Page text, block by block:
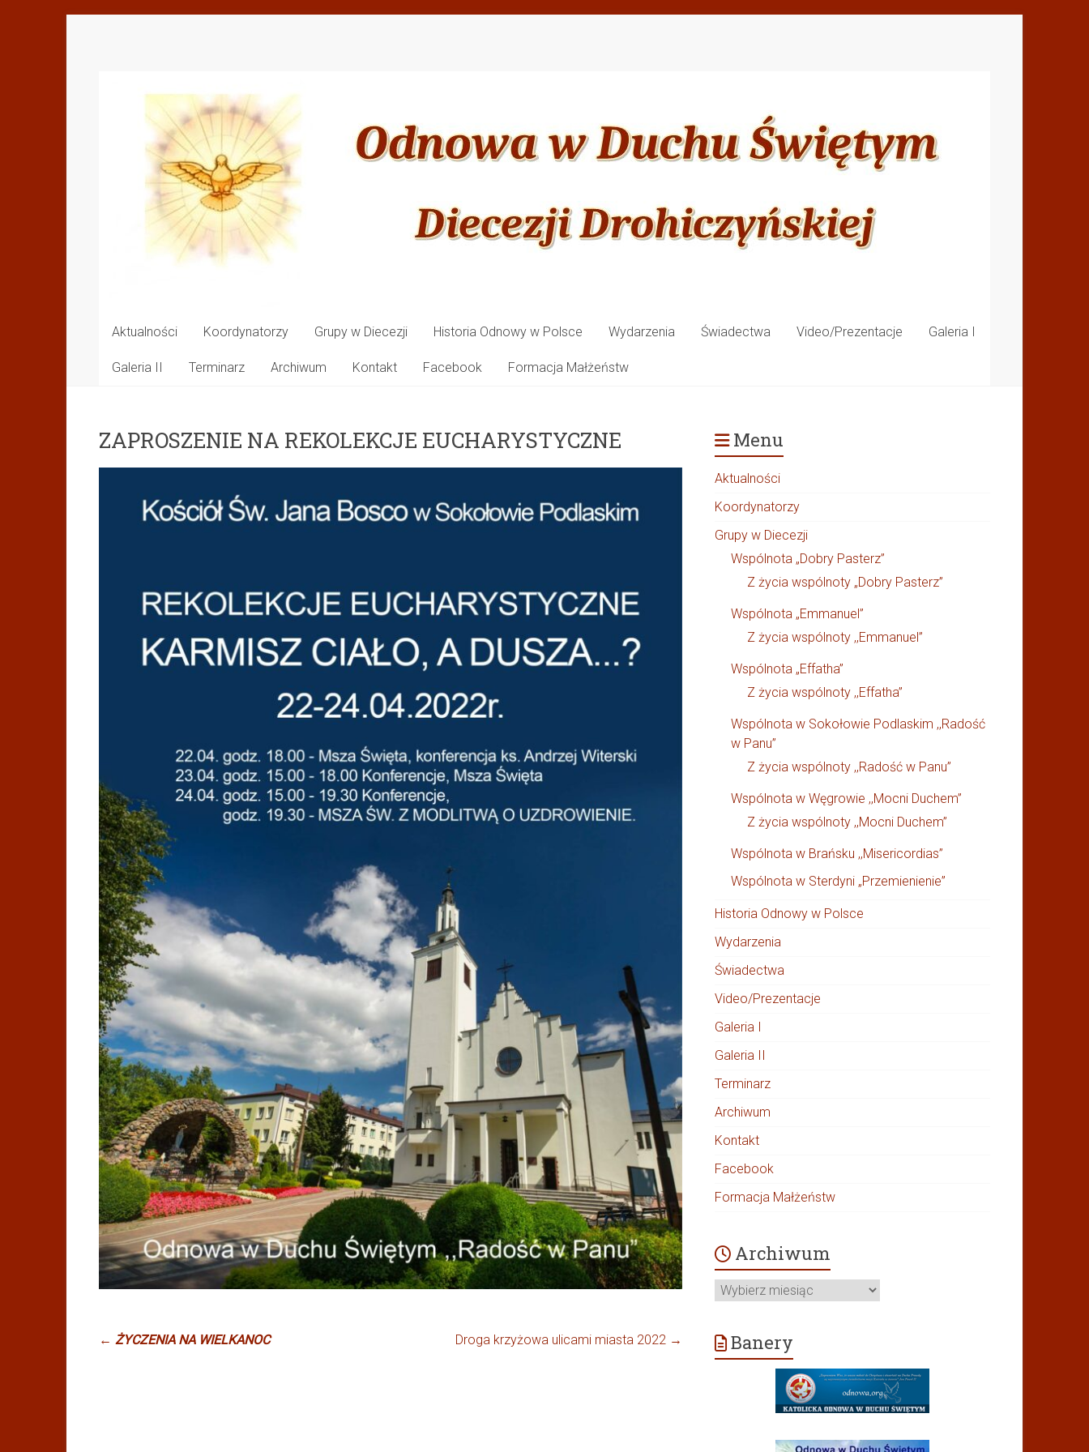
Duchu
Świętym
Diecezji
Drohiczyńskiej
Aktualności Koordynatorzy Grupy w Diecezji Historia Odnowy w Polsce Wydarzenia Świadectwa Video/Prezentacje Galeria I
Galeria II Terminarz Archiwum Kontakt Facebook Formacja Małżeństw
ZAPROSZENIE NA REKOLEKCJE EUCHARYSTYCZNE
← ŻYCZENIA NA WIELKANOC Droga krzyżowa ulicami miasta 2022 →
Menu
Aktualności
Koordynatorzy
Grupy w Diecezji
Wspólnota „Dobry Pasterz”
Z życia wspólnoty „Dobry Pasterz”
Wspólnota „Emmanuel”
Z życia wspólnoty ,,Emmanuel”
Wspólnota „Effatha”
Z życia wspólnoty ,,Effatha”
Wspólnota w Sokołowie Podlaskim ,,Radość
w Panu”
Z życia wspólnoty ,,Radość w Panu”
Wspólnota w Węgrowie ,,Mocni Duchem”
Z życia wspólnoty ,,Mocni Duchem”
Wspólnota w Brańsku ,,Misericordias”
Wspólnota w Sterdyni „Przemienienie”
Historia Odnowy w Polsce
Wydarzenia
Świadectwa
Video/Prezentacje
Galeria I
Galeria II
Terminarz
Archiwum
Kontakt
Facebook
Formacja Małżeństw
Archiwum
Archiwum
Banery